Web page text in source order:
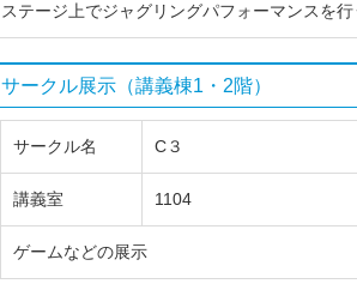
ステージ上でジャグリングパフォーマンスを行
サークル展示（講義棟1・2階）
サークル名 C３
講義室 1104
ゲームなどの展示